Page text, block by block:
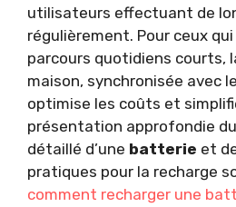
utilisateurs effectuant de
régulièrement. Pour ceux
parcours quotidiens courts,
maison, synchronisée avec
optimise les coûts et
présentation approfondie
détaillé d’une batterie et
pratiques pour la recharge
comment recharger une